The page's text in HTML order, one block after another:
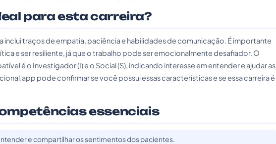
para esta carreira?
inclui traços de empatia, paciência e habilidades de comunicação. É importante
e ser resiliente, já que o trabalho pode ser emocionalmente desafiador. O
é o Investigador (I) e o Social (S), indicando interesse em entender e ajudar as
pode confirmar se você possui essas características e se essa carreira é
essenciais
e compartilhar os sentimentos dos pacientes.